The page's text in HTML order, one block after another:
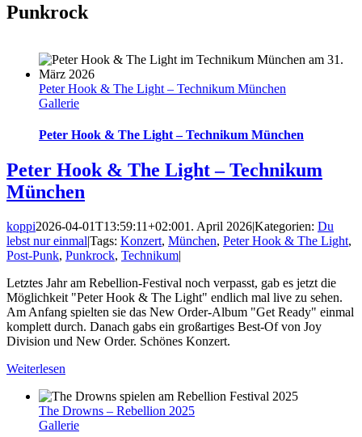
Punkrock
Peter Hook & The Light – Technikum München
Gallerie
Peter Hook & The Light – Technikum München
Peter Hook & The Light – Technikum
München
koppi2026-04-01T13:59:11+02:001. April 2026|Kategorien: Du
lebst nur einmal|Tags: Konzert, München, Peter Hook & The Light,
Post-Punk, Punkrock, Technikum|
Letztes Jahr am Rebellion-Festival noch verpasst, gab es jetzt die
Möglichkeit "Peter Hook & The Light" endlich mal live zu sehen.
Am Anfang spielten sie das New Order-Album "Get Ready" einmal
komplett durch. Danach gabs ein großartiges Best-Of von Joy
Division und New Order. Schönes Konzert.
Weiterlesen
The Drowns – Rebellion 2025
Gallerie